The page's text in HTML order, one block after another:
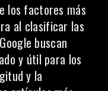
los factores más
al clasificar las
buscan
y útil para los
y la